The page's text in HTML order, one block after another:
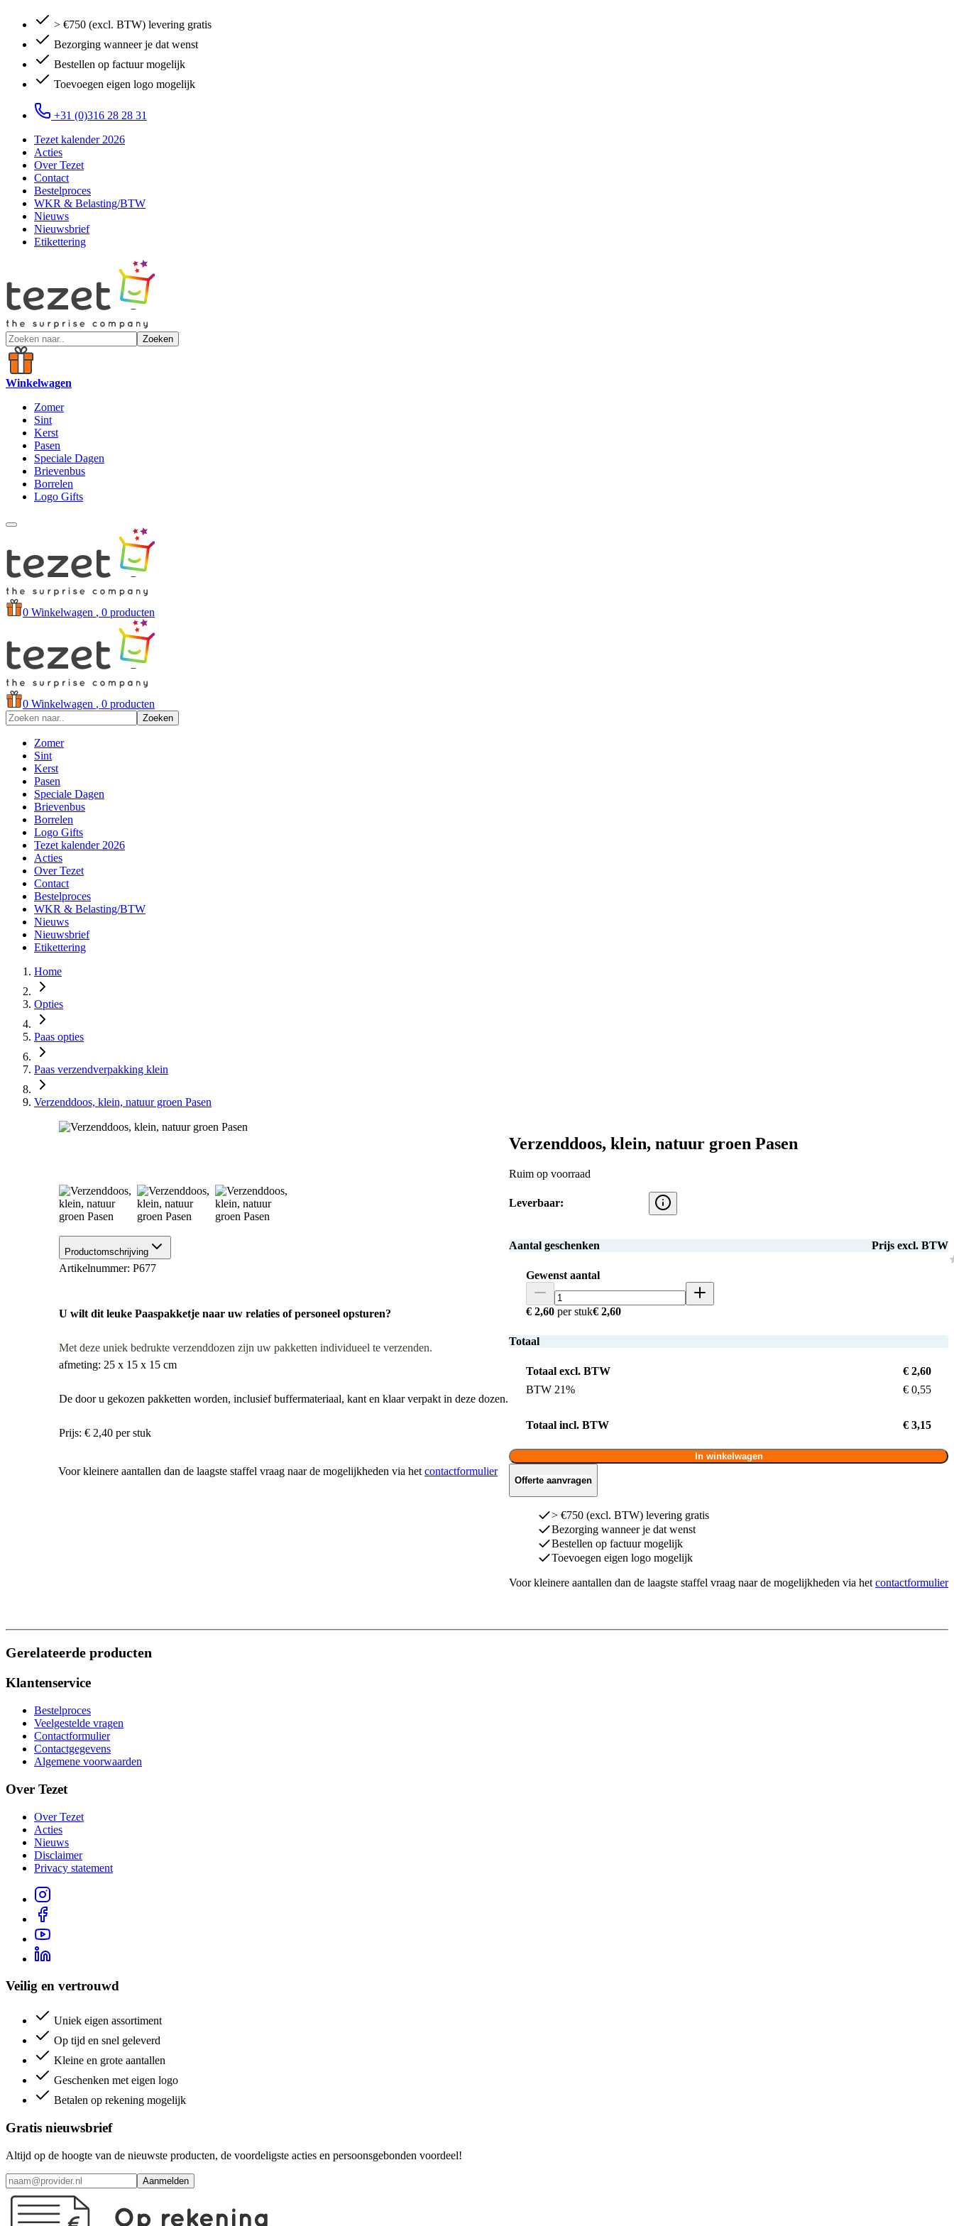
> €750 (excl. BTW) levering gratis
Bezorging wanneer je dat wenst
Bestellen op factuur mogelijk
Toevoegen eigen logo mogelijk
+31 (0)316 28 28 31
Tezet kalender 2026
Acties
Over Tezet
Contact
Bestelproces
WKR & Belasting/BTW
Nieuws
Nieuwsbrief
Etikettering
Zoeken
Winkelwagen
Zomer
Sint
Kerst
Pasen
Speciale Dagen
Brievenbus
Borrelen
Logo Gifts
0 Winkelwagen , 0 producten
0 Winkelwagen , 0 producten
Zoeken
Zomer
Sint
Kerst
Pasen
Speciale Dagen
Brievenbus
Borrelen
Logo Gifts
Tezet kalender 2026
Acties
Over Tezet
Contact
Bestelproces
WKR & Belasting/BTW
Nieuws
Nieuwsbrief
Etikettering
Home
Opties
Paas opties
Paas verzendverpakking klein
Verzenddoos, klein, natuur groen Pasen
Verzenddoos, klein, natuur groen Pasen
Ruim op voorraad
Leverbaar:
Aantal geschenken Prijs excl. BTW
Gewenst aantal
€ 2,60 per stuk€ 2,60
Totaal
Totaal excl. BTW
€ 2,60
BTW 21%
€ 0,55
Totaal incl. BTW € 3,15
In winkelwagen
Offerte aanvragen
> €750 (excl. BTW) levering gratis
Bezorging wanneer je dat wenst
Bestellen op factuur mogelijk
Toevoegen eigen logo mogelijk
Voor kleinere aantallen dan de laagste staffel vraag naar de mogelijkheden via hetcontactformulier
Productomschrijving
Artikelnummer: P677
​U wilt dit leuke Paaspakketje naar uw relaties of personeel opsturen?
Met deze uniek bedrukte verzenddozen zijn uw pakketten individueel te verzenden.
afmeting: 25 x 15 x 15 cm
De door u gekozen pakketten worden, inclusief buffermateriaal, kant en klaar verpakt in deze dozen.
Prijs: € 2,40 per stuk
Voor kleinere aantallen dan de laagste staffel vraag naar de mogelijkheden via het contactformulier
Gerelateerde producten
Klantenservice
Bestelproces
Veelgestelde vragen
Contactformulier
Contactgegevens
Algemene voorwaarden
Over Tezet
Over Tezet
Acties
Nieuws
Disclaimer
Privacy statement
Veilig en vertrouwd
Uniek eigen assortiment
Op tijd en snel geleverd
Kleine en grote aantallen
Geschenken met eigen logo
Betalen op rekening mogelijk
Gratis nieuwsbrief
Altijd op de hoogte van de nieuwste producten, de voordeligste acties en persoonsgebonden voordeel!
Aanmelden